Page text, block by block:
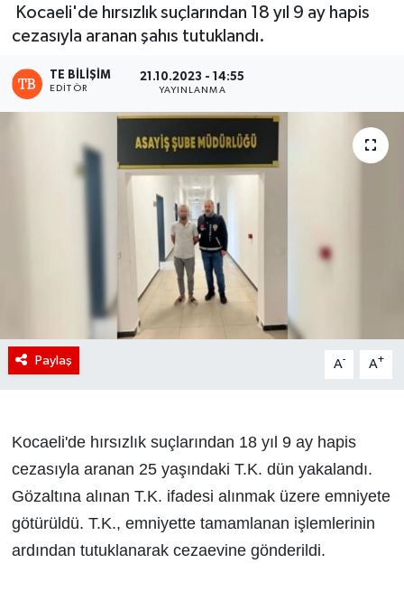
Kocaeli'de hırsızlık suçlarından 18 yıl 9 ay hapis
cezasıyla aranan şahıs tutuklandı.
TE BILIŞIM
EDITÖR
21.10.2023 - 14:55
YAYINLANMA
Paylaş A- A+
Kocaeli'de hırsızlık suçlarından 18 yıl 9 ay hapis
cezasıyla aranan 25 yaşındaki T.K. dün yakalandı.
Gözaltına alınan T.K. ifadesi alınmak üzere emniyete
götürüldü. T.K., emniyette tamamlanan işlemlerinin
ardından tutuklanarak cezaevine gönderildi.